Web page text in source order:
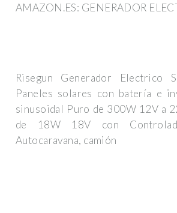
AMAZON.ES: GENERADOR
Risegun Generador Electrico
Paneles solares con batería e
sinusoidal Puro de 300W 12V a
de 18W 18V con
Autocaravana, camión